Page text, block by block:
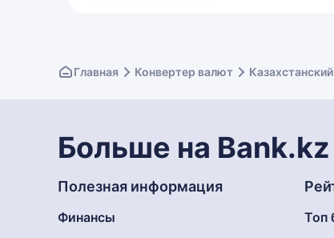
Главная Конвертер валют
Больше на Bank.kz
Полезная информация
Финансы
Топ